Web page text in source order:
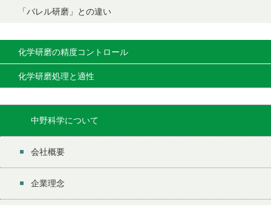
「バレル研磨」との違い
化学研磨の精度コントロール
化学研磨処理と適性
中野科学について
会社概要
企業理念